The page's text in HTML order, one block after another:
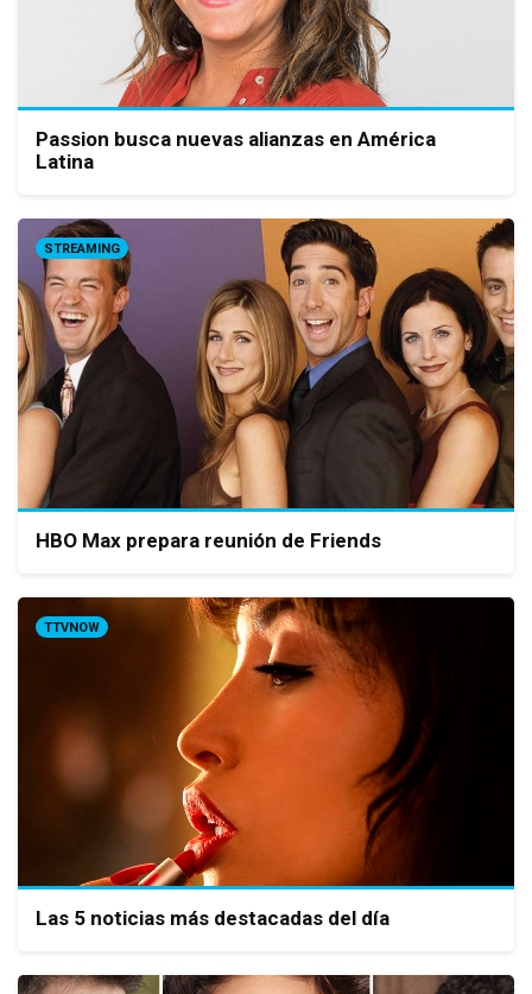
Passion busca nuevas alianzas en América
Latina
STREAMING
HBO Max prepara reunión de Friends
TTVNOW
Las 5 noticias más destacadas del día